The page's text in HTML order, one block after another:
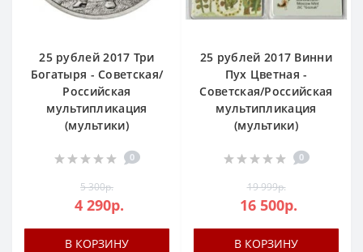
25 рублей 2017 Три
Богатыря - Советская/
Российская
мультипликация
(мультики)
0
5 300р.
4 290р.
В КОРЗИНУ
25 рублей 2017 Винни
Пух Цветная -
Советская/Российская
мультипликация
(мультики)
0
19 999р.
16 500р.
В КОРЗИНУ